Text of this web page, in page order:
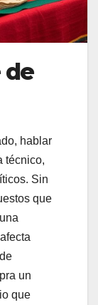
de
hablar
técnico,
Sin
que
un
que